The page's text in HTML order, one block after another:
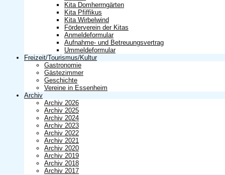
Kita Domherrngärten
Kita Pfiffikus
Kita Wirbelwind
Förderverein der Kitas
Anmeldeformular
Aufnahme- und Betreuungsvertrag
Ummeldeformular
Freizeit/Tourismus/Kultur
Gastronomie
Gästezimmer
Geschichte
Vereine in Essenheim
Archiv
Archiv 2026
Archiv 2025
Archiv 2024
Archiv 2023
Archiv 2022
Archiv 2021
Archiv 2020
Archiv 2019
Archiv 2018
Archiv 2017